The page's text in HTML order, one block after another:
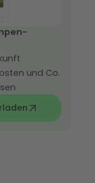
und Co.